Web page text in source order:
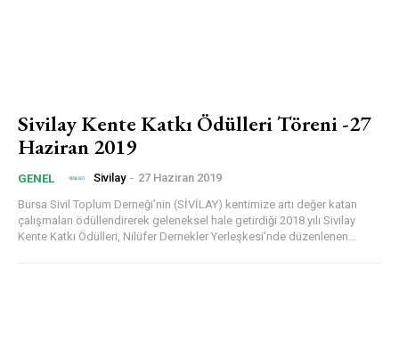
Sivilay Kente Katkı Ödülleri Töreni -27
Haziran 2019
GENEL Sivilay - 27 Haziran 2019
Bursa Sivil Toplum Derneği’nin (SİVİLAY) kentimize artı değer katan
çalışmaları ödüllendirerek geleneksel hale getirdiği 2018 yılı Sivilay
Kente Katkı Ödülleri, Nilüfer Dernekler Yerleşkesi’nde düzenlenen...